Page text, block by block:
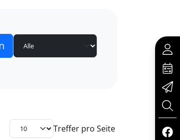
Treffer pro Seite